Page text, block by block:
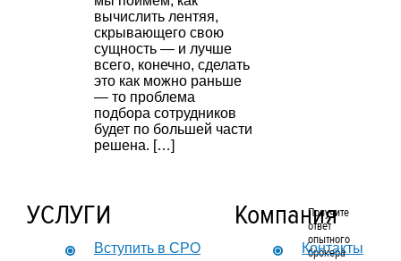
вычислить лентяя,
скрывающего свою
сущность — и лучше
всего, конечно, сделать
это как можно раньше
— то проблема
подбора сотрудников
будет по большей части
решена. […]
УСЛУГИ
Вступить в СРО
Компания
Контакты
Получите
ответ
опытного
брокера